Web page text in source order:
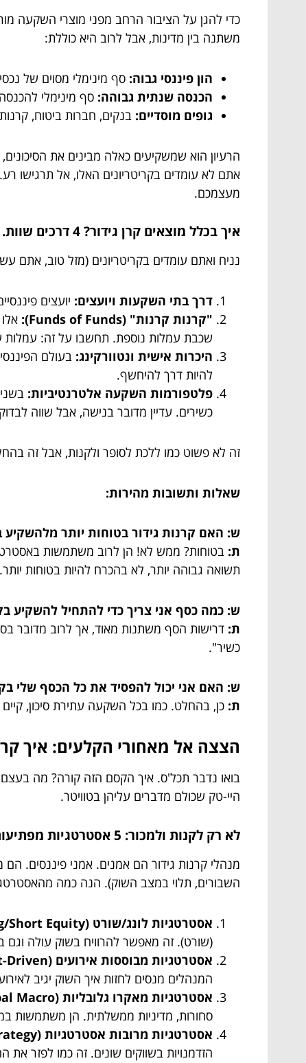
משתנה בין מדינות, אבל לרוב היא כוללת:
הון פיננסי גבוה: סף מינימלי מסוים של
הכנסה שנתית גבוהה: סף מינימלי
גופים מוסדיים: בנקים, חברות ביטוח,
הרעיון הוא שמשקיעים כאלה מבינים את
אתם לא עומדים בקריטריונים האלו, אל תרגישו
מעצמכם.
איך בכלל מוצאים קרן גידור? 4 דרכים שוות.
נניח ואתם עומדים בקריטריונים (מזל טוב, אתם
דרך בתי השקעות ויועצים: יועצים
"קרנות קרנות" (Funds of Funds):
שכבת עמלות נוספת. תחשבו על זה: עמלות
היכרות אישית ונטוורקינג: בעולם
להיות דרך להיחשף.
פלטפורמות השקעה אלטרנטיביות:
כשירים. עדיין מדובר בנישה, אבל שווה
זה לא פשוט כמו ללכת לסופר ולקנות, אבל זה
שאלות ותשובות מהירות:
ש: האם קרנות גידור בטוחות יותר מלהשקיע
ת: בטוחות? ממש לא! הן לרוב משתמשות
תשואה גבוהה יותר, לא בהכרח להיות בטוחות יותר.
ש: כמה כסף אני צריך כדי להתחיל להשקיע
ת: דרישות הסף משתנות מאוד, אך לרוב מדובר
כשיר".
ש: האם אני יכול להפסיד את כל הכסף שלי
ת: כן, בהחלט. כמו בכל השקעה עתירת סיכון, קיים
הצצה אל מאחורי הקלעים: איך
בואו נדבר תכל'ס. איך הקסם הזה קורה? מה
היי-טק שכולם מדברים עליהן בטוויטר.
לא רק לקנות ולמכור: 5 אסטרטגיות מפתיעות
מנהלי קרנות גידור הם אמנים. אמני פיננסים.
השבורים, תלוי במצב השוק). הנה כמה
אסטרטגיות לונג/שורט (Long/Short Equity):
(שורט). זה מאפשר להרוויח בשוק עולה וגם
אסטרטגיות מבוססות אירועים (Event-Driven):
המנהלים מנסים לחזות איך השוק יגיב
אסטרטגיות מאקרו גלובליות (Global Macro):
סחורות, מדיניות ממשלתית. הן משתמשות
אסטרטגיות מרובות אסטרטגיות (Multi-Strategy):
הזדמנויות בשווקים שונים. זה כמו לפזר